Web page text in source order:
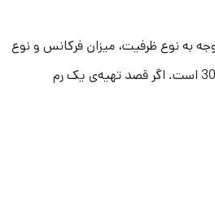
به نوع ظرفیت، میزان فرکانس و نوع
ماژول به انواع مختلفی تقسیم می‌شوند. میزان تایمینگ در این رم کامپیوتر 11-11-11-30 است. اگر قصد تهیه‌ی یک رم